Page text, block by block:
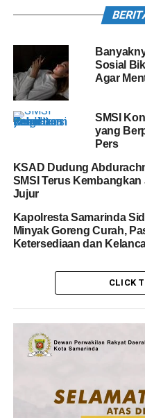
Sosial
Agar
SMSI
yang
Pers
KSAD Dudung
SMSI Terus
Jujur
Kapolresta Samarinda
Minyak Goreng Curah,
Ketersediaan dan
CLICK